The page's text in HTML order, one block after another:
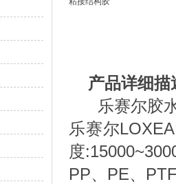
产品详细描
乐赛尔胶水
乐赛尔
度
PP、PE、